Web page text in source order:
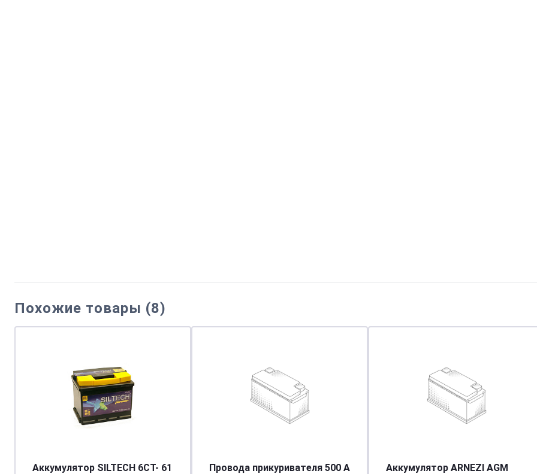
Похожие товары (8)
Аккумулятор SILTECH 6СТ- 61
Провода прикуривателя 500 A
Аккумулятор ARNEZI AGM